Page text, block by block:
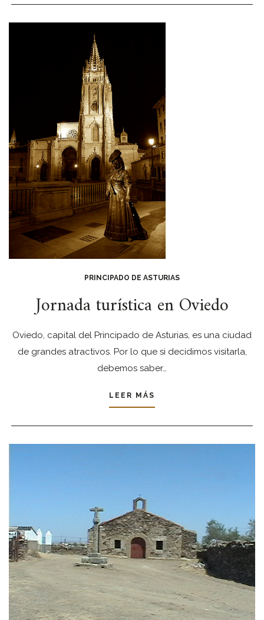
PRINCIPADO DE ASTURIAS
Jornada turística en Oviedo
Oviedo, capital del Principado de Asturias, es una ciudad
de grandes atractivos. Por lo que si decidimos visitarla,
debemos saber…
LEER MÁS